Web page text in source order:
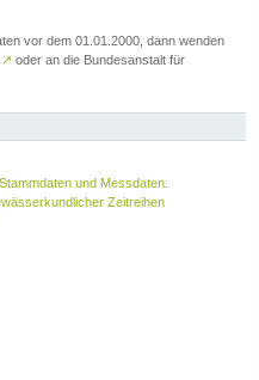
vor dem 01.01.2000, dann wenden
↗ oder an die Bundesanstalt für
und Messdaten.
Zeitreihen